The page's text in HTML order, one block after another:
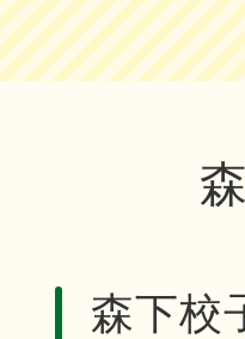
森下校